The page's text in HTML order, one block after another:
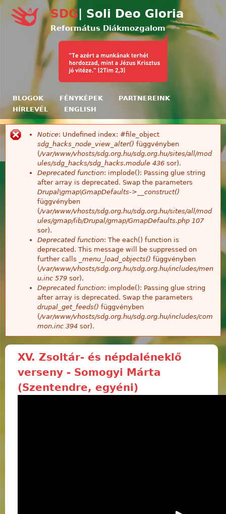
Ugrás a tartalomra
SDG | Soli Deo Gloria
Református Diákmozgalom
BLOGOK FÉNYKÉPEK
PARTNEREINK
HÍRLEVÉL
ENGLISH
Hibaüzenet
Notice: Undefined index: #file_object
sdg_hacks_node_view_alter() függvényben
(/var/www/vhosts/sdg.org.hu/sdg.org.hu/sites/all/mod
ules/sdg_hacks/sdg_hacks.module 436 sor).
Deprecated function: implode(): Passing glue string
after array is deprecated. Swap the parameters
Drupal\gmap\GmapDefaults->__construct()
függvényben
(/var/www/vhosts/sdg.org.hu/sdg.org.hu/sites/all/mod
ules/gmap/lib/Drupal/gmap/GmapDefaults.php 107
sor).
Deprecated function: The each() function is
deprecated. This message will be suppressed on
further calls
_menu_load_objects() függvényben
(/var/www/vhosts/sdg.org.hu/sdg.org.hu/includes/men
u.inc 579 sor).
Deprecated function: implode(): Passing glue string
after array is deprecated. Swap the parameters
drupal_get_feeds() függvényben
(/var/www/vhosts/sdg.org.hu/sdg.org.hu/includes/com
mon.inc 394 sor).
XV. Zsoltár- és népdaléneklő
verseny - Somogyi Márta
(Szentendre, egyéni)